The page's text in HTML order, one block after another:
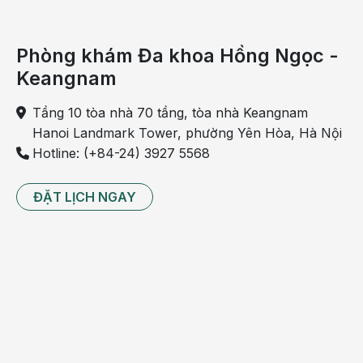
Phòng khám Đa khoa Hồng Ngọc -
Keangnam
Tầng 10 tòa nhà 70 tầng, tòa nhà Keangnam
Hanoi Landmark Tower, phường Yên Hòa, Hà Nội
Hotline: (+84-24) 3927 5568
ĐẶT LỊCH NGAY